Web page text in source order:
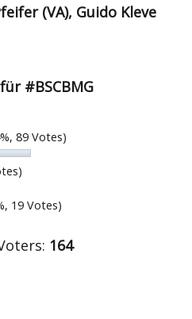
(VA), Guido Kleve
#BSCBMG
89 Votes)
19 Votes)
164